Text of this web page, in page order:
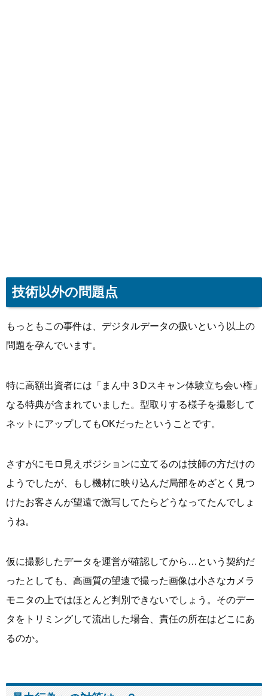
技術以外の問題点
もっともこの事件は、デジタルデータの扱いという以上の
問題を孕んでいます。
特に高額出資者には「まん中３Dスキャン体験立ち会い権」
なる特典が含まれていました。型取りする様子を撮影して
ネットにアップしてもOKだったということです。
さすがにモロ見えポジションに立てるのは技師の方だけの
ようでしたが、もし機材に映り込んだ局部をめざとく見つ
けたお客さんが望遠で激写してたらどうなってたんでしょ
うね。
仮に撮影したデータを運営が確認してから…という契約だ
ったとしても、高画質の望遠で撮った画像は小さなカメラ
モニタの上ではほとんど判別できないでしょう。そのデー
タをトリミングして流出した場合、責任の所在はどこにあ
るのか。